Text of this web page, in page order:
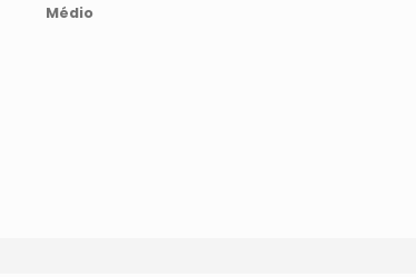
Médio